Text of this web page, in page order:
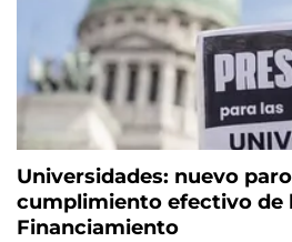
Universidades: nuevo
cumplimiento efectivo de
Financiamiento